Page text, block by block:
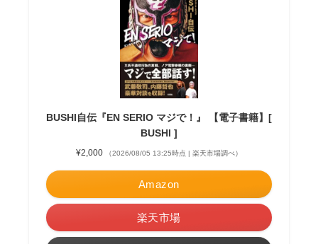
BUSHI自伝『EN SERIO マジで！』 【電子書籍】[
BUSHI ]
¥2,000 （2026/08/05 13:25時点 | 楽天市場調べ）
Amazon
楽天市場